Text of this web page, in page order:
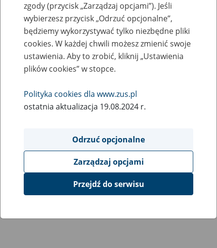
zgody (przycisk „Zarządzaj opcjami”). Jeśli
wybierzesz przycisk „Odrzuć opcjonalne”,
będziemy wykorzystywać tylko niezbędne pliki
cookies. W każdej chwili możesz zmienić swoje
ustawienia. Aby to zrobić, kliknij „Ustawienia
plików cookies” w stopce.
Polityka cookies dla www.zus.pl
ostatnia aktualizacja 19.08.2024 r.
Odrzuć opcjonalne
Zarządzaj opcjami
Przejdź do serwisu